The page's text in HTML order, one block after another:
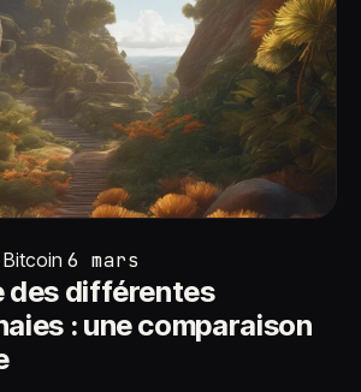
6 mars
des différentes
: une comparaison